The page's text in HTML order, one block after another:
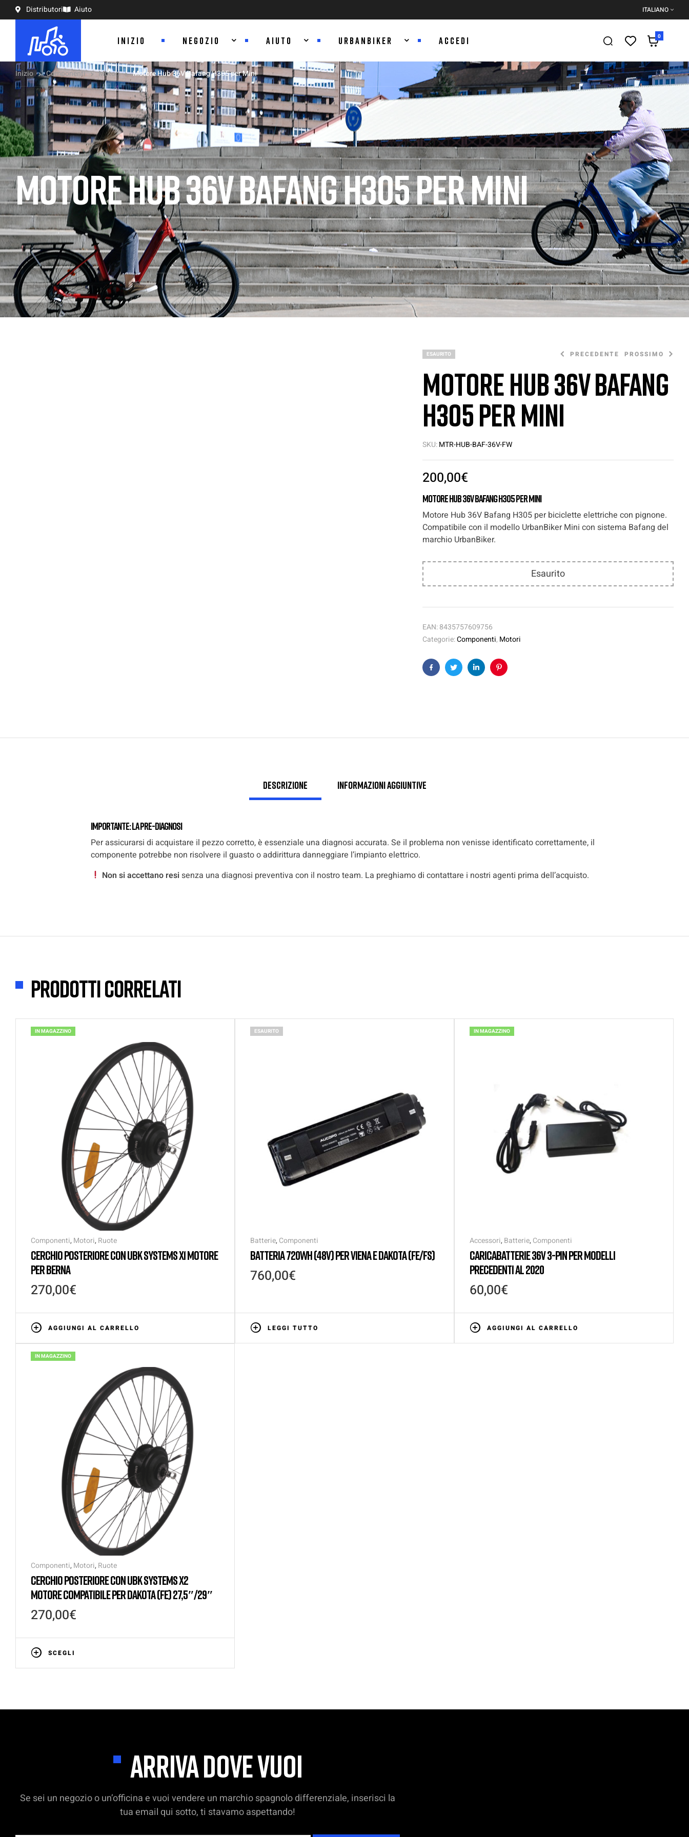
Distributori Aiuto ITALIANO
INIZIO NEGOZIO AIUTO URBANBIKER ACCEDI 0
MOTORE HUB 36V BAFANG H305 PER MINI
Inizio Componenti Motori Motore Hub 36V Bafang H305 per Mini
ESAURITO PRECEDENTE PROSSIMO
Motore Hub 36V Bafang
H305 per Mini
SKU:MTR-HUB-BAF-36V-FW
200,00€
Motore Hub 36V Bafang H305 per Mini
Motore Hub 36V Bafang H305 per biciclette elettriche con pignone.
Compatibile con il modello UrbanBiker Mini con sistema Bafang del
marchio UrbanBiker.
Esaurito
EAN:8435757609756
Categorie:Componenti, Motori
FacebookTwitterLinkedinPinterest
Descrizione Informazioni aggiuntive
Importante: la pre-diagnosi
Per assicurarsi di acquistare il pezzo corretto, è essenziale una diagnosi accurata. Se il problema non venisse identificato correttamente, il
componente potrebbe non risolvere il guasto o addirittura danneggiare l’impianto elettrico.
Non si accettano resisenza una diagnosi preventiva con il nostro team. La preghiamo di contattare i nostri agenti prima dell’acquisto.
Prodotti correlati
IN MAGAZZINO
Componenti, Motori, Ruote
CERCHIO POSTERIORE CON UBK SYSTEMS X1 MOTORE
PER BERNA
270,00€
AGGIUNGI AL CARRELLO
ESAURITO
Batterie, Componenti
BATTERIA 720WH (48V) PER VIENA E DAKOTA (FE/FS)
760,00€
LEGGI TUTTO
IN MAGAZZINO
Accessori, Batterie, Componenti
CARICABATTERIE 36V 3-PIN PER MODELLI
PRECEDENTI AL 2020
60,00€
AGGIUNGI AL CARRELLO
IN MAGAZZINO
Componenti, Motori, Ruote
CERCHIO POSTERIORE CON UBK SYSTEMS X2
MOTORE COMPATIBILE PER DAKOTA (FE) 27,5″/29″
270,00€
SCEGLI
ARRIVA DOVE VUOI
Se sei un negozio o un’officina e vuoi vendere un marchio spagnolo differenziale, inserisci la
tua email qui sotto, ti stavamo aspettando!